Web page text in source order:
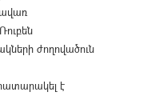
ժողովածուն
է